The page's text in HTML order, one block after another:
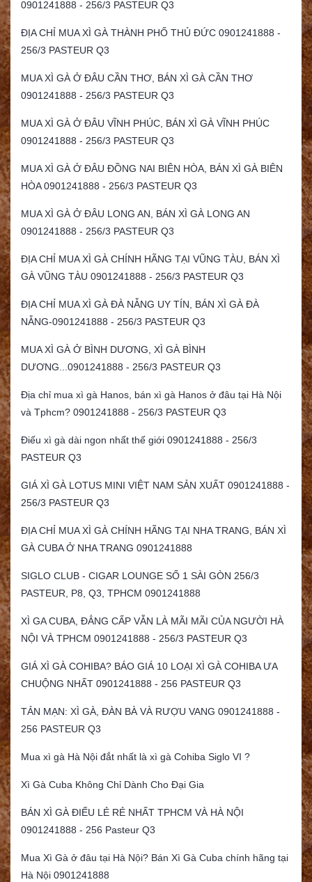
0901241888 - 256/3 PASTEUR Q3
ĐỊA CHỈ MUA XÌ GÀ THÀNH PHỐ THỦ ĐỨC 0901241888 -
256/3 PASTEUR Q3
MUA XÌ GÀ Ở ĐÂU CẦN THƠ, BÁN XÌ GÀ CẦN THƠ
0901241888 - 256/3 PASTEUR Q3
MUA XÌ GÀ Ở ĐÂU VĨNH PHÚC, BÁN XÌ GÀ VĨNH PHÚC
0901241888 - 256/3 PASTEUR Q3
MUA XÌ GÀ Ở ĐÂU ĐỒNG NAI BIÊN HÒA, BÁN XÌ GÀ BIÊN
HÒA 0901241888 - 256/3 PASTEUR Q3
MUA XÌ GÀ Ở ĐÂU LONG AN, BÁN XÌ GÀ LONG AN
0901241888 - 256/3 PASTEUR Q3
ĐỊA CHỈ MUA XÌ GÀ CHÍNH HÃNG TẠI VŨNG TÀU, BÁN XÌ
GÀ VŨNG TÀU 0901241888 - 256/3 PASTEUR Q3
ĐỊA CHỈ MUA XÌ GÀ ĐÀ NẴNG UY TÍN, BÁN XÌ GÀ ĐÀ
NẴNG-0901241888 - 256/3 PASTEUR Q3
MUA XÌ GÀ Ở BÌNH DƯƠNG, XÌ GÀ BÌNH
DƯƠNG...0901241888 - 256/3 PASTEUR Q3
Địa chỉ mua xì gà Hanos, bán xì gà Hanos ở đâu tại Hà Nội
và Tphcm? 0901241888 - 256/3 PASTEUR Q3
Điếu xì gà dài ngon nhất thế giới 0901241888 - 256/3
PASTEUR Q3
GIÁ XÌ GÀ LOTUS MINI VIỆT NAM SẢN XUẤT 0901241888 -
256/3 PASTEUR Q3
ĐỊA CHỈ MUA XÌ GÀ CHÍNH HÃNG TẠI NHA TRANG, BÁN XÌ
GÀ CUBA Ở NHA TRANG 0901241888
SIGLO CLUB - CIGAR LOUNGE SỐ 1 SÀI GÒN 256/3
PASTEUR, P8, Q3, TPHCM 0901241888
XÌ GA CUBA, ĐẲNG CẤP VẪN LÀ MÃI MÃI CỦA NGƯỜI HÀ
NỘI VÀ TPHCM 0901241888 - 256/3 PASTEUR Q3
GIÁ XÌ GÀ COHIBA? BÁO GIÁ 10 LOẠI XÌ GÀ COHIBA ƯA
CHUỘNG NHẤT 0901241888 - 256 PASTEUR Q3
TẢN MẠN: XÌ GÀ, ĐÀN BÀ VÀ RƯỢU VANG 0901241888 -
256 PASTEUR Q3
Mua xì gà Hà Nội đắt nhất là xì gà Cohiba Siglo VI ?
Xì Gà Cuba Không Chỉ Dành Cho Đại Gia
BÁN XÌ GÀ ĐIẾU LẺ RẺ NHẤT TPHCM VÀ HÀ NỘI
0901241888 - 256 Pasteur Q3
Mua Xì Gà ở đâu tại Hà Nội? Bán Xì Gà Cuba chính hãng tại
Hà Nội 0901241888